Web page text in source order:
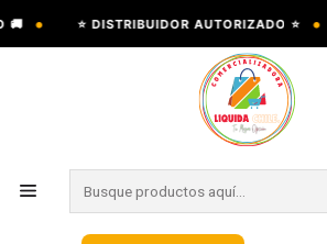
• ⭐ DISTRIBUIDOR AUTORIZADO ⭐ •